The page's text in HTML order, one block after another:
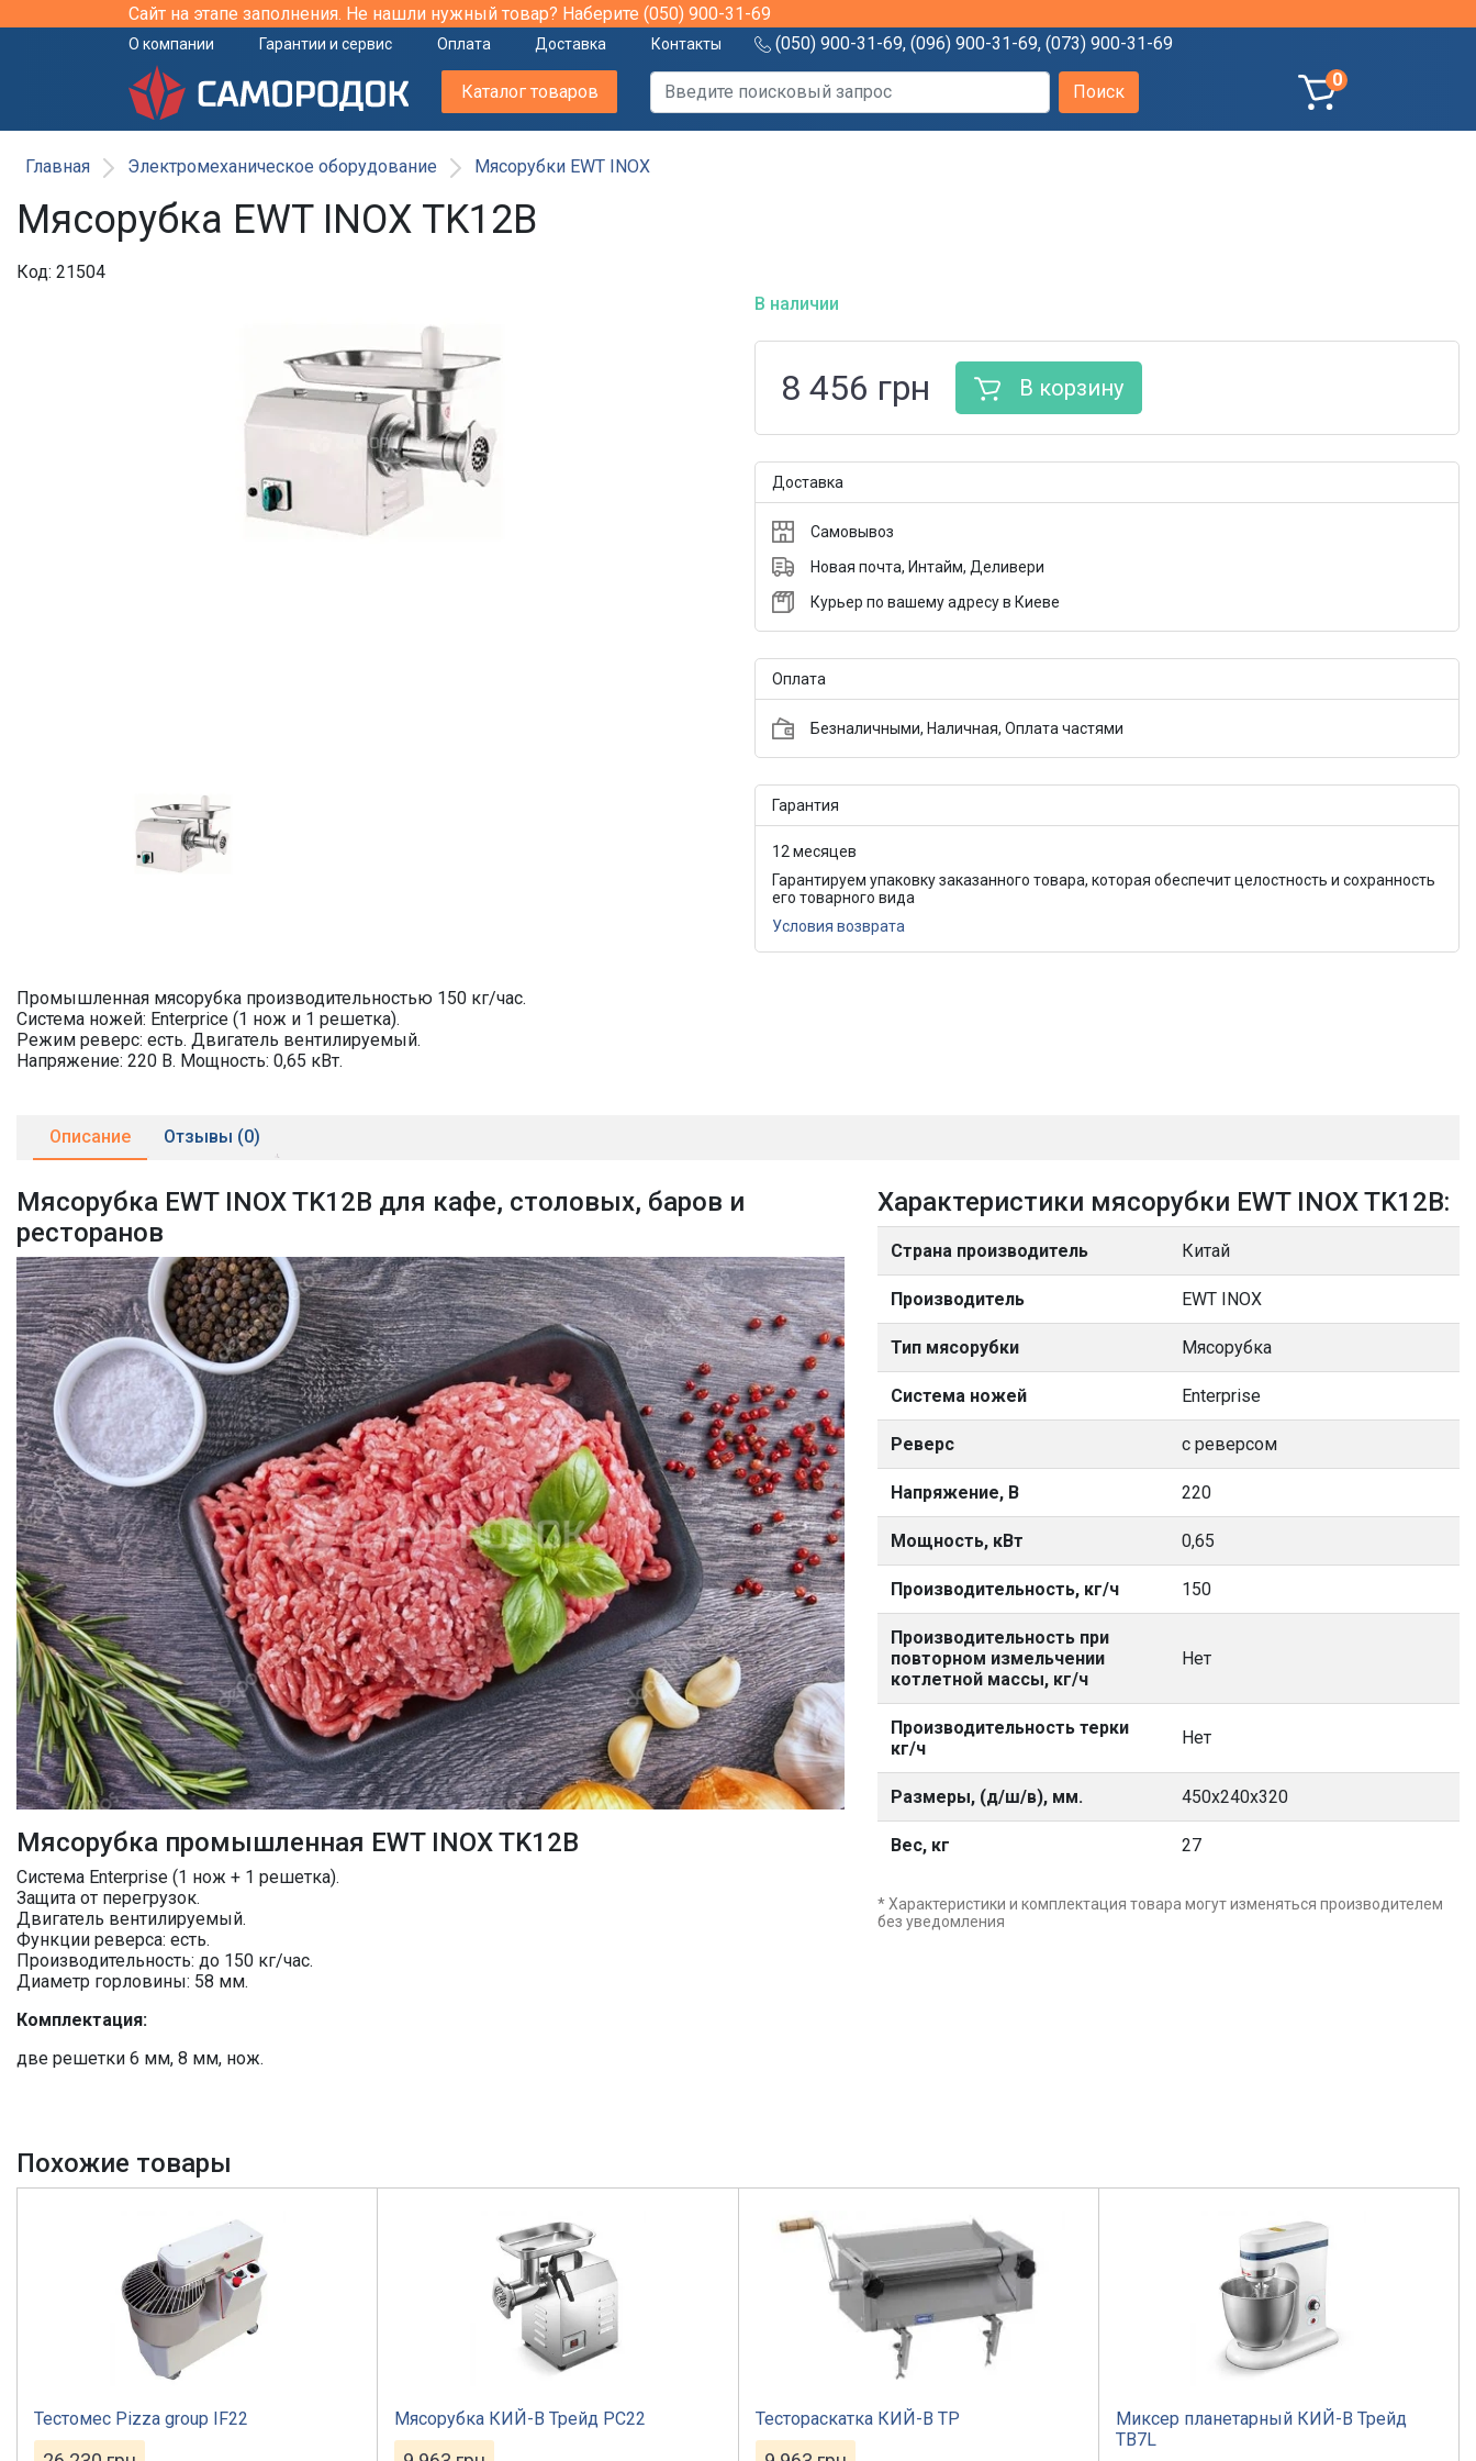
Сайт на этапе заполнения. Не нашли нужный товар? Наберите (050) 900-31-69
О компании Гарантии и сервис Оплата Доставка Контакты (050) 900-31-69, (096) 900-31-69, (073) 900-31-69
Каталог товаров
0
Главная Электромеханическое оборудование Мясорубки EWT INOX
Мясорубка EWT INOX TK12B
Код: 21504
В наличии
8 456 грн В корзину
Доставка
Самовывоз
Новая почта, Интайм, Деливери
Курьер по вашему адресу в Киеве
Оплата
Безналичными, Наличная, Оплата частями
Гарантия
12 месяцев
Гарантируем упаковку заказанного товара, которая обеспечит целостность и сохранность
его товарного вида
Условия возврата
Промышленная мясорубка производительностью 150 кг/час.
Система ножей: Enterprice (1 нож и 1 решетка).
Режим реверс: есть. Двигатель вентилируемый.
Напряжение: 220 В. Мощность: 0,65 кВт.
Описание Отзывы (0)
Мясорубка EWT INOX TK12B для кафе, столовых, баров и
ресторанов
Мясорубка промышленная EWT INOX TK12B
Система Enterprise (1 нож + 1 решетка).
Защита от перегрузок.
Двигатель вентилируемый.
Функции реверса: есть.
Производительность: до 150 кг/час.
Диаметр горловины: 58 мм.
Комплектация:
две решетки 6 мм, 8 мм, нож.
Характеристики мясорубки EWT INOX TK12B:
Страна производитель Китай
Производитель EWT INOX
Тип мясорубки Мясорубка
Система ножей Enterprise
Реверс с реверсом
Напряжение, В 220
Мощность, кВт 0,65
Производительность, кг/ч 150
Производительность при
повторном измельчении
котлетной массы, кг/ч
Нет
Производительность терки
кг/ч
Нет
Размеры, (д/ш/в), мм. 450х240х320
Вес, кг 27
* Характеристики и комплектация товара могут изменяться производителем
без уведомления
Похожие товары
Тестомес Pizza group IF22 Мясорубка КИЙ-В Трейд PC22 Тестораскатка КИЙ-В ТР
Миксер планетарный КИЙ-В Трейд
TB7L